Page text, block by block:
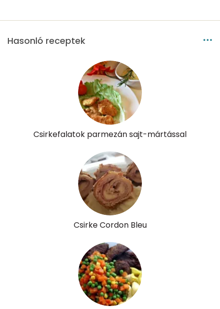
Lut-zea
Hasonló receptek
Csirkefalatok parmezán sajt-mártással
Csirke Cordon Bleu